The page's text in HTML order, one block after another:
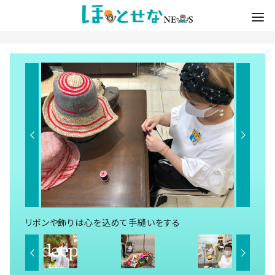
リボンや飾りは心を込めて手縫いをする